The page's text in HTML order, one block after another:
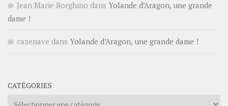
Jean Marie Borghino dans Yolande d’Aragon, une grande
dame !
cazenave dans Yolande d’Aragon, une grande dame !
CATÉGORIES
Catégories